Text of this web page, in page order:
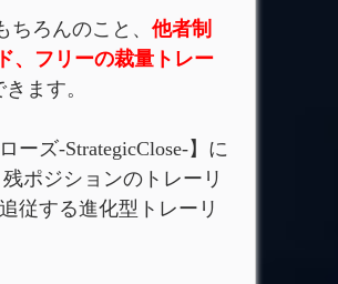
ちろんのこと、他者制
、フリーの裁量トレー
ます。
ーズ-StrategicClose-】に
ポジションのトレーリ
従する進化型トレーリ